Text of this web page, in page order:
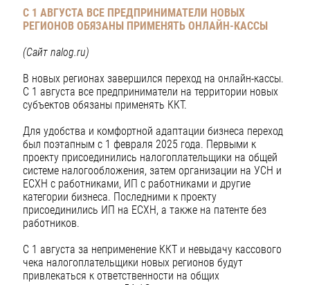
С 1 АВГУСТА ВСЕ ПРЕДПРИНИМАТЕЛИ НОВЫХ
РЕГИОНОВ ОБЯЗАНЫ ПРИМЕНЯТЬ ОНЛАЙН-КАССЫ
(Сайт nalog.ru)
В новых регионах завершился переход на онлайн-кассы.
С 1 августа все предприниматели на территории новых
субъектов обязаны применять ККТ.
Для удобства и комфортной адаптации бизнеса переход
был поэтапным с 1 февраля 2025 года. Первыми к
проекту присоединились налогоплательщики на общей
системе налогообложения, затем организации на УСН и
ЕСХН с работниками, ИП с работниками и другие
категории бизнеса. Последними к проекту
присоединились ИП на ЕСХН, а также на патенте без
работников.
С 1 августа за неприменение ККТ и невыдачу кассового
чека налогоплательщики новых регионов будут
привлекаться к ответственности на общих